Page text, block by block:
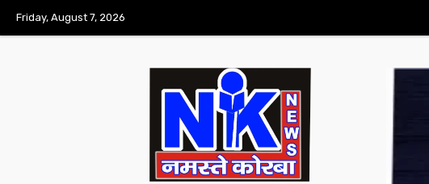
Friday, August 7, 2026